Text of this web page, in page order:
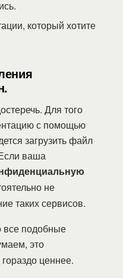
который хотите
Для того
с помощью
загрузить файл
ваша
не
таких сервисов.
все подобные
это
ценнее.